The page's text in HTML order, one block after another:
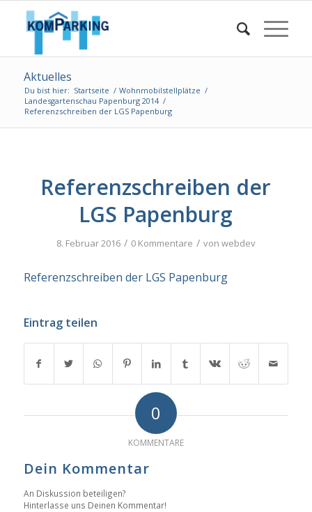
Aktuelles
Du bist hier: Startseite / Wohnmobilstellplätze /
Landesgartenschau Papenburg 2014 /
Referenzschreiben der LGS Papenburg
Referenzschreiben der
LGS Papenburg
8. Februar 2016 / 0 Kommentare / von webdev
Referenzschreiben der LGS Papenburg
Eintrag teilen
0
KOMMENTARE
Dein Kommentar
An Diskussion beteiligen?
Hinterlasse uns Deinen Kommentar!